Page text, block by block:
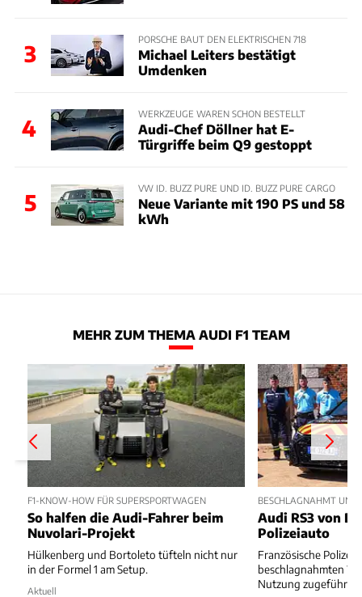
3
PORSCHE BAUT DEN ELEKTRISCHEN 718
Michael Leiters bestätigt
Umdenken
4
WERKZEUGE WAREN SCHON BESTELLT
Audi-Chef Döllner hat E-
Türgriffe beim Q9 gestoppt
5
VW ID. BUZZ PURE UND ID. BUZZ PURE CARGO
Neue Variante mit 190 PS und 58
kWh
MEHR ZUM THEMA AUDI F1 TEAM
F1-KNOW-HOW FÜR SUPERSPORTWAGEN
So halfen die Audi-Fahrer beim
Nuvolari-Projekt
Hülkenberg und Bortoleto tüfteln nicht nur
in der Formel 1 am Setup.
Aktuell
BESCHLAGNAHMT UND
Audi RS3 von
Polizeiauto
Französische Polizei
beschlagnahmten
Nutzung zugeführt.